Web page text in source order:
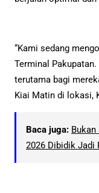
“Kami sedang
Terminal
terutama bagi
Kiai Matin di lokasi,
Baca juga: Bukan
2026 Dibidik Jadi